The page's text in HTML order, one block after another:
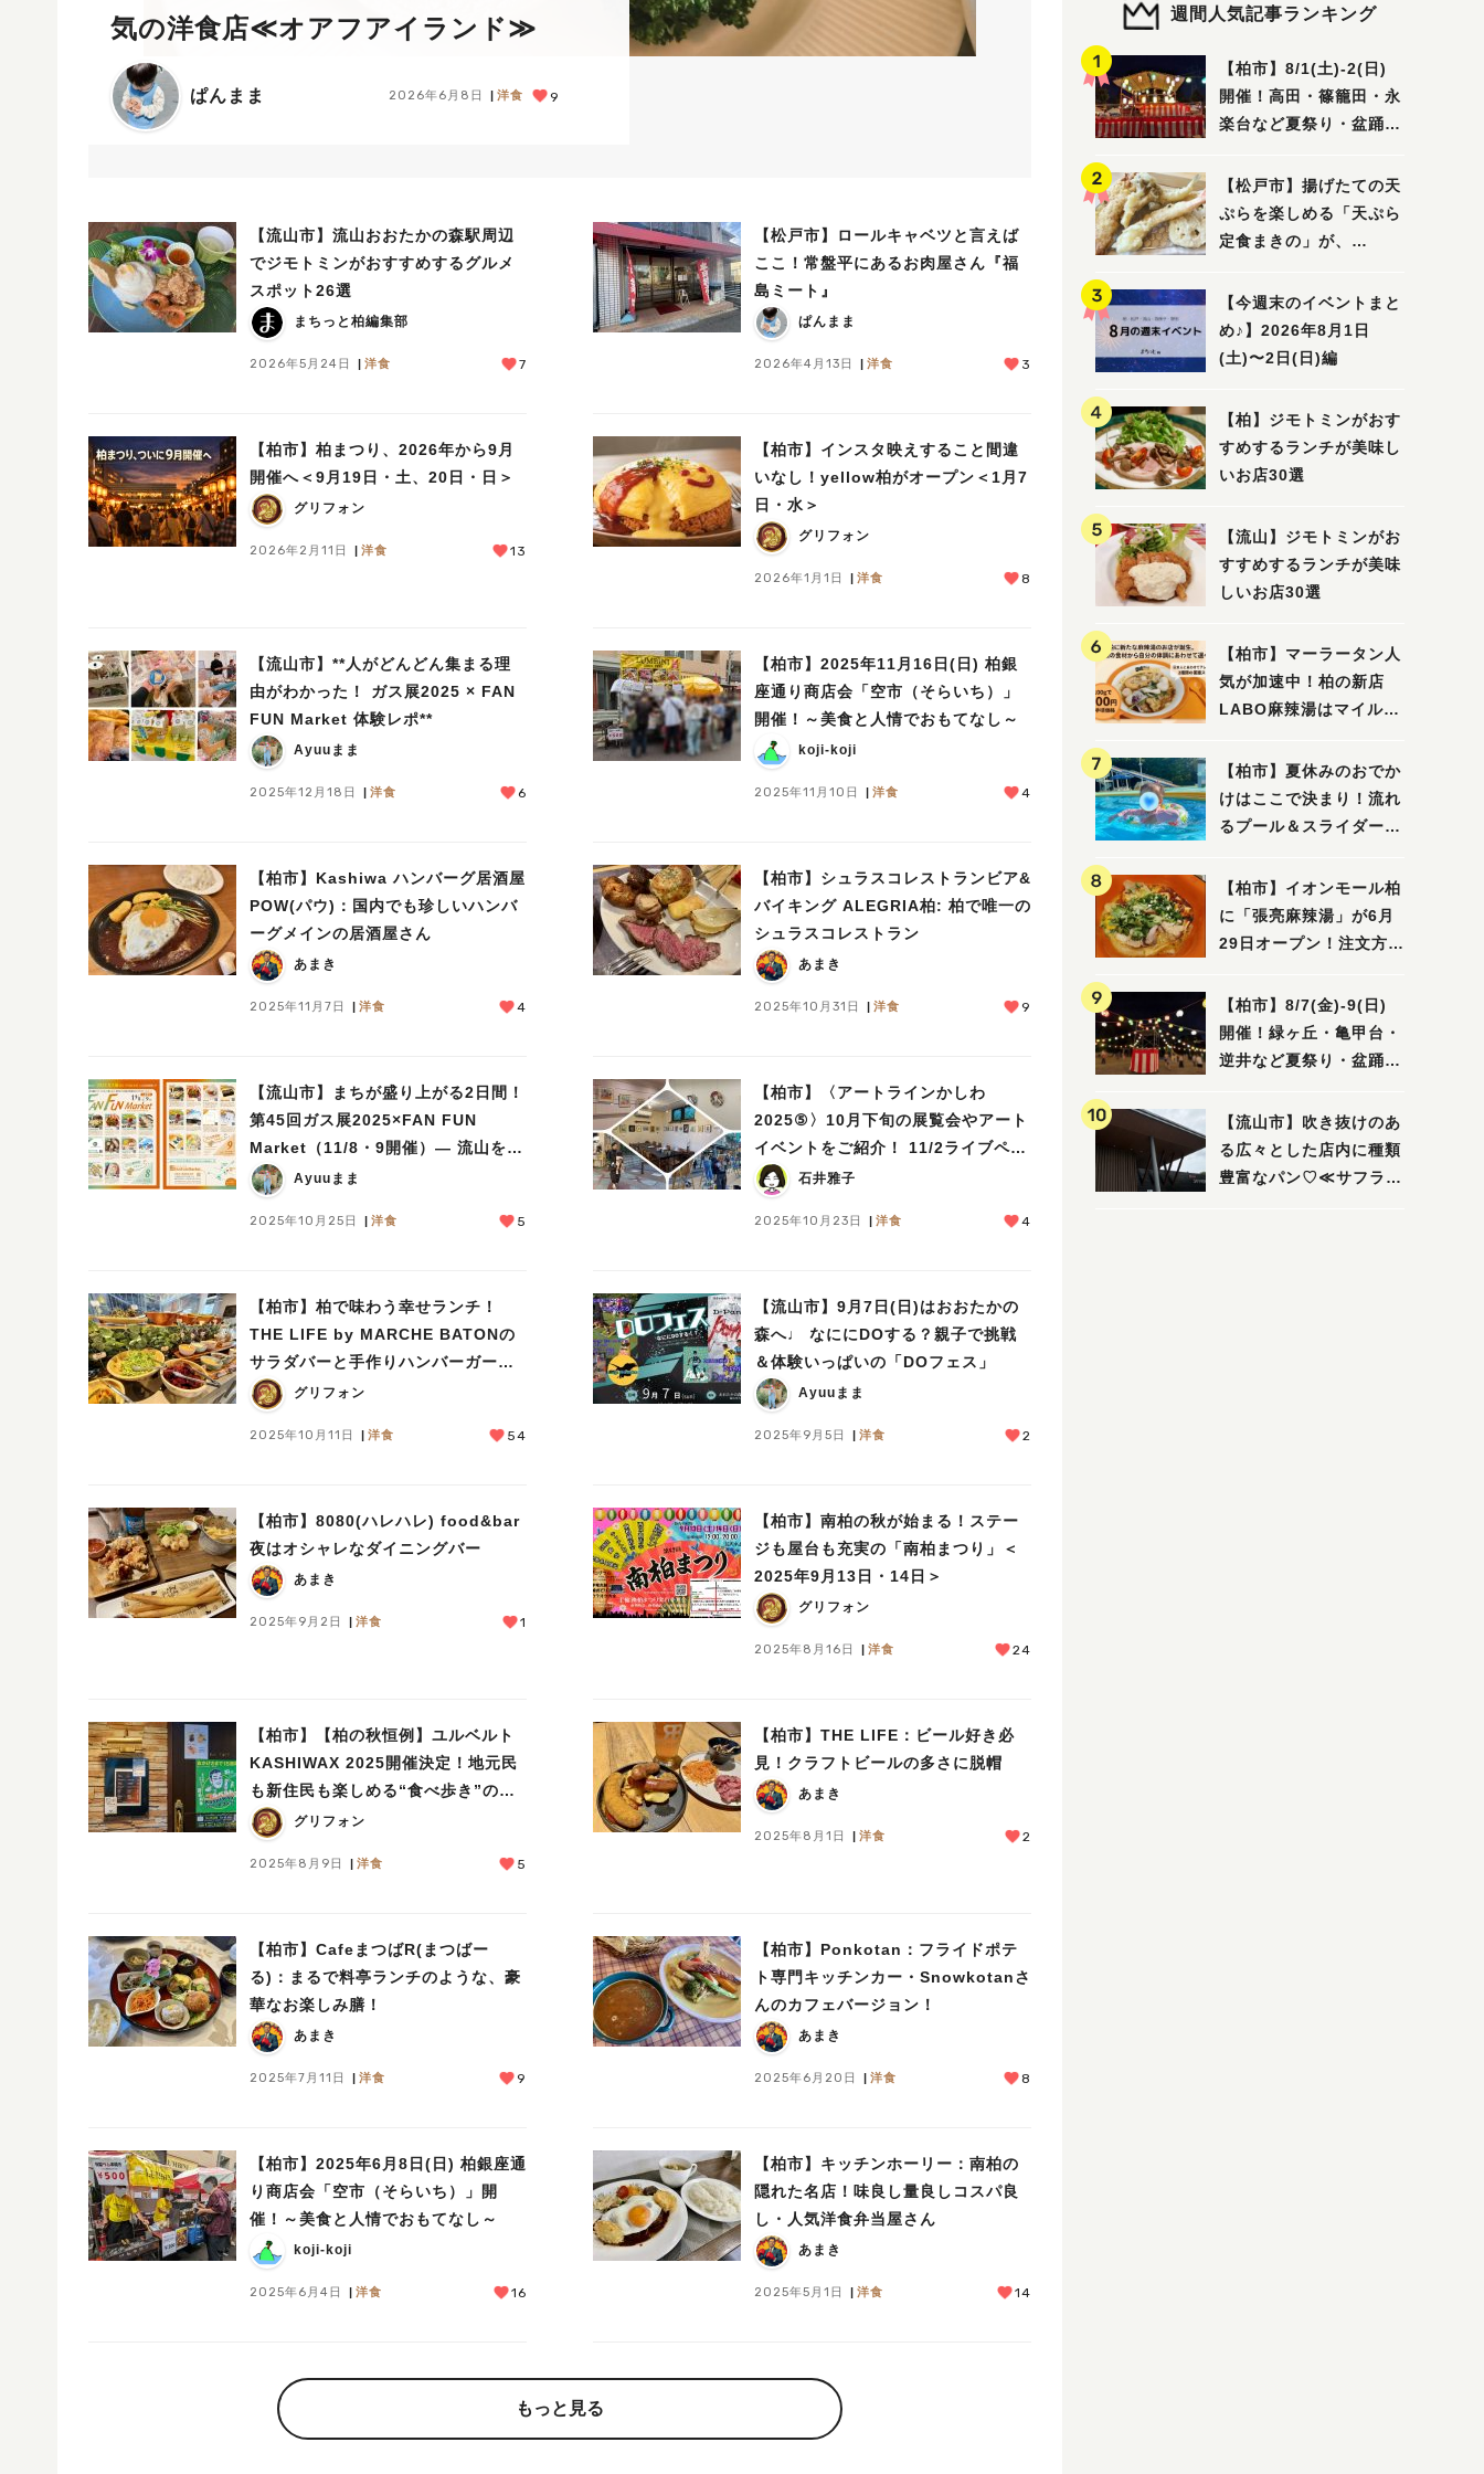
気の洋食店≪オアフアイランド≫
ぱんまま 2026年6月8日 洋食 9
【流山市】流山おおたかの森駅周辺
でジモトミンがおすすめするグルメ
スポット26選
まちっと柏編集部
2026年5月24日 洋食 7
【松戸市】ロールキャベツと言えば
ここ！常盤平にあるお肉屋さん『福
島ミート』
ぱんまま
2026年4月13日 洋食 3
【柏市】柏まつり、2026年から9月
開催へ＜9月19日・土、20日・日＞
グリフォン
2026年2月11日 洋食 13
【柏市】インスタ映えすること間違
いなし！yellow柏がオープン＜1月7
日・水＞
グリフォン
2026年1月1日 洋食 8
【流山市】**人がどんどん集まる理
由がわかった！ ガス展2025 × FAN
FUN Market 体験レポ**
Ayuuまま
2025年12月18日 洋食 6
【柏市】2025年11月16日(日) 柏銀
座通り商店会「空市（そらいち）」
開催！～美食と人情でおもてなし～
koji-koji
2025年11月10日 洋食 4
【柏市】Kashiwa ハンバーグ居酒屋
POW(パウ)：国内でも珍しいハンバ
ーグメインの居酒屋さん
あまき
2025年11月7日 洋食 4
【柏市】シュラスコレストランビア&
バイキング ALEGRIA柏: 柏で唯一の
シュラスコレストラン
あまき
2025年10月31日 洋食 9
【流山市】まちが盛り上がる2日間！
第45回ガス展2025×FAN FUN
Market（11/8・9開催）— 流山を代
表する出店に注目！
Ayuuまま
2025年10月25日 洋食 5
【柏市】〈アートラインかしわ
2025⑤〉10月下旬の展覧会やアート
イベントをご紹介！ 11/2ライブペイ
ント「30vs30」予告も！
石井雅子
2025年10月23日 洋食 4
【柏市】柏で味わう幸せランチ！
THE LIFE by MARCHE BATONの
サラダバーと手作りハンバーガーが
最高だった件
グリフォン
2025年10月11日 洋食 54
【流山市】9月7日(日)はおおたかの
森へ♩ なににDOする？親子で挑戦
＆体験いっぱいの「DOフェス」
Ayuuまま
2025年9月5日 洋食 2
【柏市】8080(ハレハレ) food&bar
夜はオシャレなダイニングバー
あまき
2025年9月2日 洋食 1
【柏市】南柏の秋が始まる！ステー
ジも屋台も充実の「南柏まつり」＜
2025年9月13日・14日＞
グリフォン
2025年8月16日 洋食 24
【柏市】【柏の秋恒例】ユルベルト
KASHIWAX 2025開催決定！地元民
も新住民も楽しめる“食べ歩き”の祭
典
グリフォン
2025年8月9日 洋食 5
【柏市】THE LIFE：ビール好き必
見！クラフトビールの多さに脱帽
あまき
2025年8月1日 洋食 2
【柏市】CafeまつばR(まつばー
る)：まるで料亭ランチのような、豪
華なお楽しみ膳！
あまき
2025年7月11日 洋食 9
【柏市】Ponkotan：フライドポテ
ト専門キッチンカー・Snowkotanさ
んのカフェバージョン！
あまき
2025年6月20日 洋食 8
【柏市】2025年6月8日(日) 柏銀座通
り商店会「空市（そらいち）」開
催！～美食と人情でおもてなし～
koji-koji
2025年6月4日 洋食 16
【柏市】キッチンホーリー：南柏の
隠れた名店！味良し量良しコスパ良
し・人気洋食弁当屋さん
あまき
2025年5月1日 洋食 14
もっと見る
週間人気記事ランキング
【柏市】8/1(土)‐2(日)
開催！高田・篠籠田・永
楽台など夏祭り・盆踊り
【松戸市】揚げたての天
ぷらを楽しめる「天ぷら
定食まきの」が、
【今週末のイベントまと
め♪】2026年8月1日
(土)〜2日(日)編
【柏】ジモトミンがおす
すめするランチが美味し
いお店30選
【流山】ジモトミンがお
すすめするランチが美味
しいお店30選
【柏市】マーラータン人
気が加速中！柏の新店
LABO麻辣湯はマイルド
【柏市】夏休みのおでか
けはここで決まり！流れ
るプール＆スライダーに
ル」を親子で満喫してき
ました！
【柏市】イオンモール柏
に「張亮麻辣湯」が6月
29日オープン！注文方法
ビュー
【柏市】8/7(金)‐9(日)
開催！緑ヶ丘・亀甲台・
逆井など夏祭り・盆踊り
【流山市】吹き抜けのあ
る広々とした店内に種類
豊富なパン♡≪サフラン